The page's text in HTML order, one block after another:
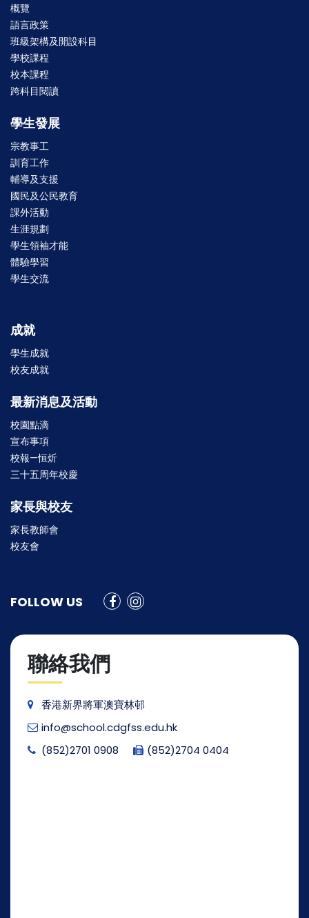
概覽
語言政策
班級架構及開設科目
學校課程
校本課程
跨科目閱讀
學生發展
宗教事工
訓育工作
輔導及支援
國民及公民教育
課外活動
生涯規劃
學生領袖才能
體驗學習
學生交流
成就
學生成就
校友成就
最新消息及活動
校園點滴
宣布事項
校報—恒炘
三十五周年校慶
家長與校友
家長教師會
校友會
FOLLOW US
聯絡我們
香港新界將軍澳寶林邨
info@school.cdgfss.edu.hk
(852)2701 0908
(852)2704 0404